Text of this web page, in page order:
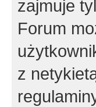
zajmuje
Forum
z